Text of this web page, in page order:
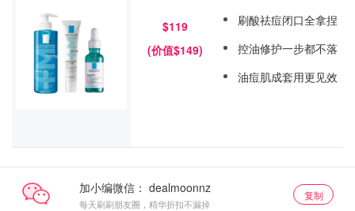
$119
(价值$149)
刷酸祛痘闭口全拿捏
控油修护一步都不落
油痘肌成套用更见效
加小编微信：
每天刷刷朋友圈，精华折扣不漏掉
复制